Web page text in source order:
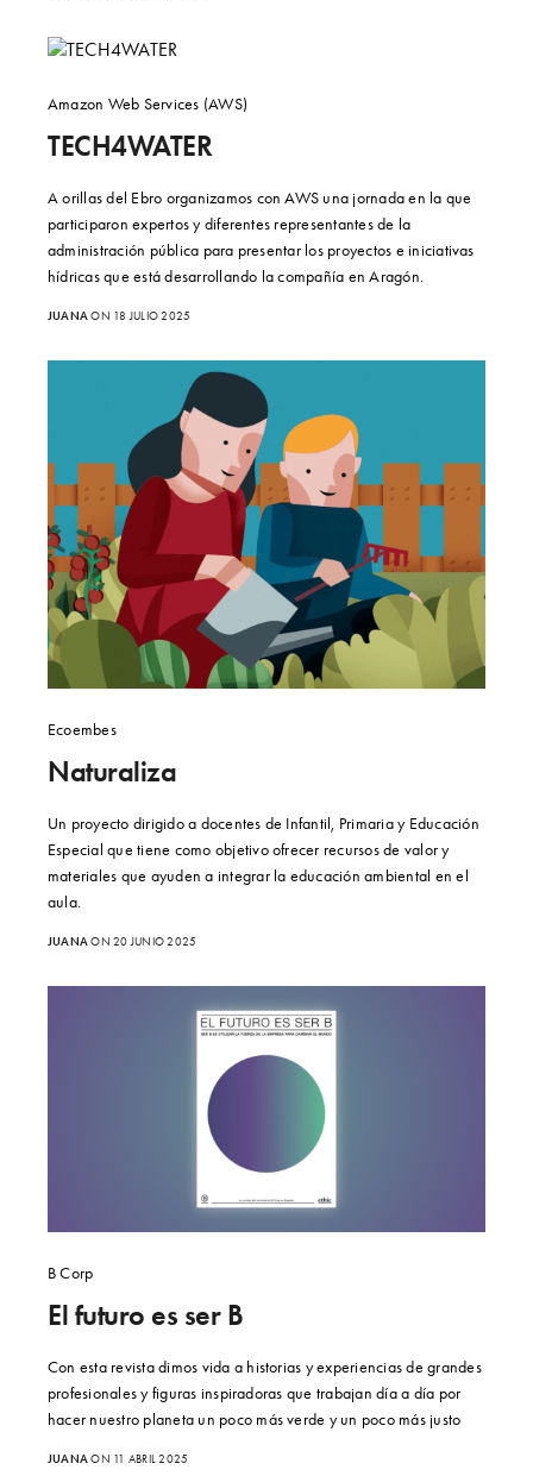
Amazon Web Services (AWS)
TECH4WATER
A orillas del Ebro organizamos con AWS una jornada en la que
participaron expertos y diferentes representantes de la
administración pública para presentar los proyectos e iniciativas
hídricas que está desarrollando la compañía en Aragón.
JUANAON 18 JULIO 2025
Ecoembes
Naturaliza
Un proyecto dirigido a docentes de Infantil, Primaria y Educación
Especial que tiene como objetivo ofrecer recursos de valor y
materiales que ayuden a integrar la educación ambiental en el
aula.
JUANAON 20 JUNIO 2025
B Corp
El futuro es ser B
Con esta revista dimos vida a historias y experiencias de grandes
profesionales y figuras inspiradoras que trabajan día a día por
hacer nuestro planeta un poco más verde y un poco más justo
JUANAON 11 ABRIL 2025